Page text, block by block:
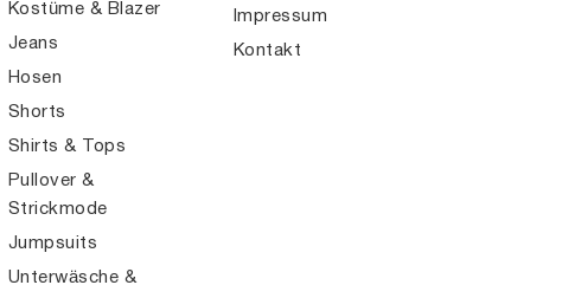
Kostüme & Blazer
Jeans
Hosen
Shorts
Shirts & Tops
Pullover &
Strickmode
Jumpsuits
Unterwäsche &
Impressum
Kontakt